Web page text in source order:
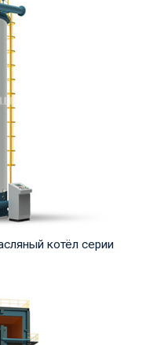
котёл серии